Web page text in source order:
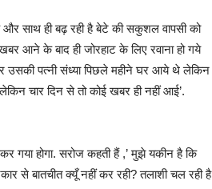
और साथ ही बढ़ रही है बेटे की सकुशल वापसी को
आने के बाद ही जोरहाट के लिए रवाना हो गये
उसकी पत्नी संध्या पिछले महीने घर आये थे लेकिन
चार दिन से तो कोई खबर ही नहीं आई’.
गया होगा. सरोज कहती हैं ,’ मुझे यकीन है कि
से बातचीत क्यूँ नहीं कर रही? तलाशी चल रही है